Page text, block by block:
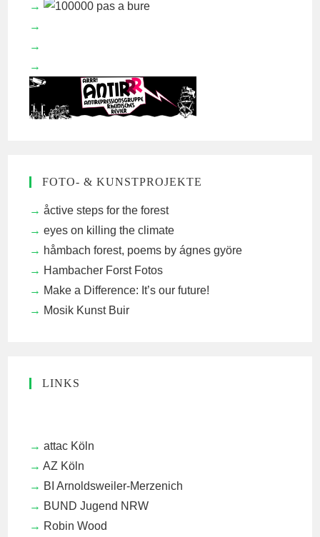
FOTO- & KUNSTPROJEKTE
åctive steps for the forest
eyes on killing the climate
håmbach forest, poems by ágnes györe
Hambacher Forst Fotos
Make a Difference: It’s our future!
Mosik Kunst Buir
LINKS
attac Köln
AZ Köln
BI Arnoldsweiler-Merzenich
BUND Jugend NRW
Robin Wood